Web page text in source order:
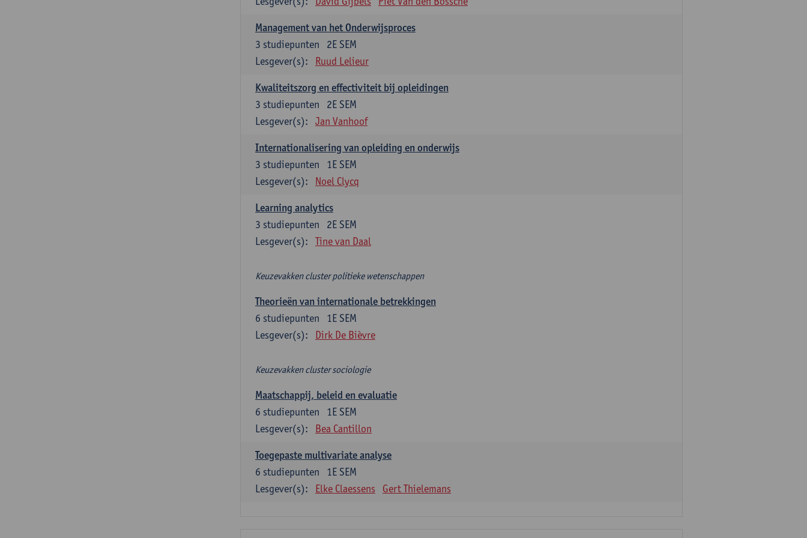
Management van het Onderwijsproces
2E SEM
3 studiepunten
Lesgever(s):
Ruud Lelieur
Kwaliteitszorg en effectiviteit bij opleidingen
2E SEM
3 studiepunten
Lesgever(s):
Jan Vanhoof
Internationalisering van opleiding en onderwijs
1E SEM
3 studiepunten
Lesgever(s):
Noel Clycq
Learning analytics
2E SEM
3 studiepunten
Lesgever(s):
Tine van Daal
Keuzevakken cluster politieke wetenschappen
Theorieën van internationale betrekkingen
1E SEM
6 studiepunten
Lesgever(s):
Dirk De Bièvre
Keuzevakken cluster sociologie
Maatschappij, beleid en evaluatie
1E SEM
6 studiepunten
Lesgever(s):
Bea Cantillon
Toegepaste multivariate analyse
1E SEM
6 studiepunten
Lesgever(s):
Elke Claessens Gert Thielemans